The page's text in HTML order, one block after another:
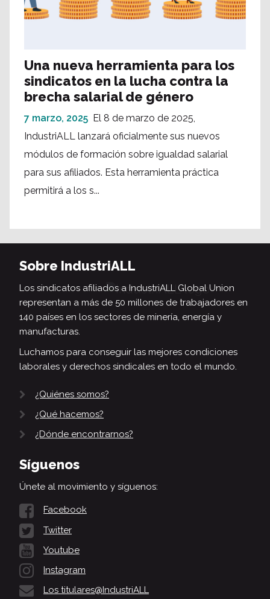
Una nueva herramienta para los
sindicatos en la lucha contra la
brecha salarial de género
7 marzo, 2025 El 8 de marzo de 2025,
IndustriALL lanzará oficialmente sus nuevos
módulos de formación sobre igualdad salarial
para sus afiliados. Esta herramienta práctica
permitirá a los s...
Sobre IndustriALL
Los sindicatos afiliados a IndustriALL Global Union
representan a más de 50 millones de trabajadores en
140 países en los sectores de minería, energía y
manufacturas.
Luchamos para conseguir las mejores condiciones
laborales y derechos sindicales en todo el mundo.
¿Quiénes somos?
¿Qué hacemos?
¿Dónde encontrarnos?
Síguenos
Únete al movimiento y síguenos:
Facebook
Twitter
Youtube
Instagram
Los titulares@IndustriALL